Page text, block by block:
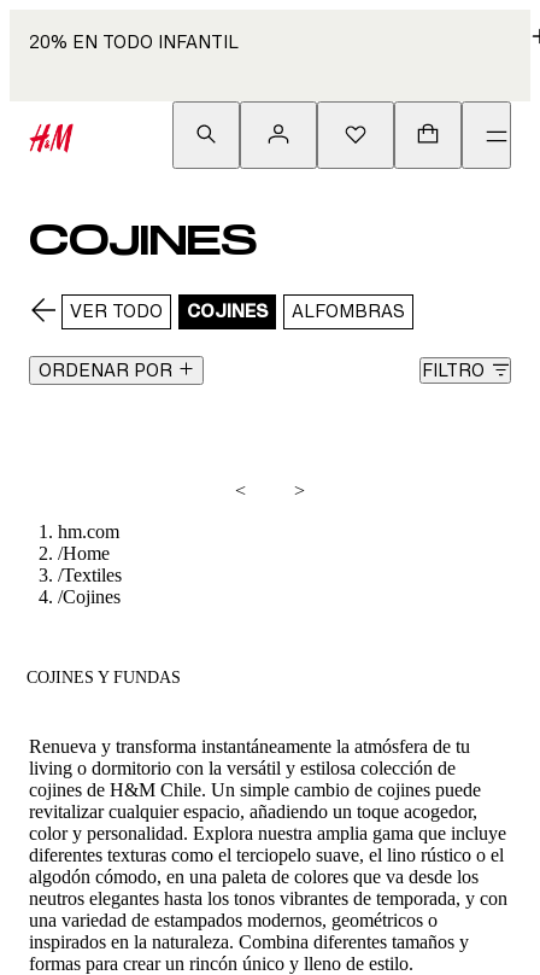
20% EN TODO INFANTIL
COJINES
VER TODO COJINES ALFOMBRAS
ORDENAR POR FILTRO
<
>
hm.com
/Home
/Textiles
/Cojines
COJINES Y FUNDAS
Renueva y transforma instantáneamente la atmósfera de tu
living o dormitorio con la versátil y estilosa colección de
cojines de H&M Chile. Un simple cambio de cojines puede
revitalizar cualquier espacio, añadiendo un toque acogedor,
color y personalidad. Explora nuestra amplia gama que incluye
diferentes texturas como el terciopelo suave, el lino rústico o el
algodón cómodo, en una paleta de colores que va desde los
neutros elegantes hasta los tonos vibrantes de temporada, y con
una variedad de estampados modernos, geométricos o
inspirados en la naturaleza. Combina diferentes tamaños y
formas para crear un rincón único y lleno de estilo.